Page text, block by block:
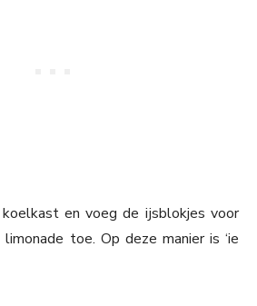
en voeg de ijsblokjes voor
toe. Op deze manier is ‘ie